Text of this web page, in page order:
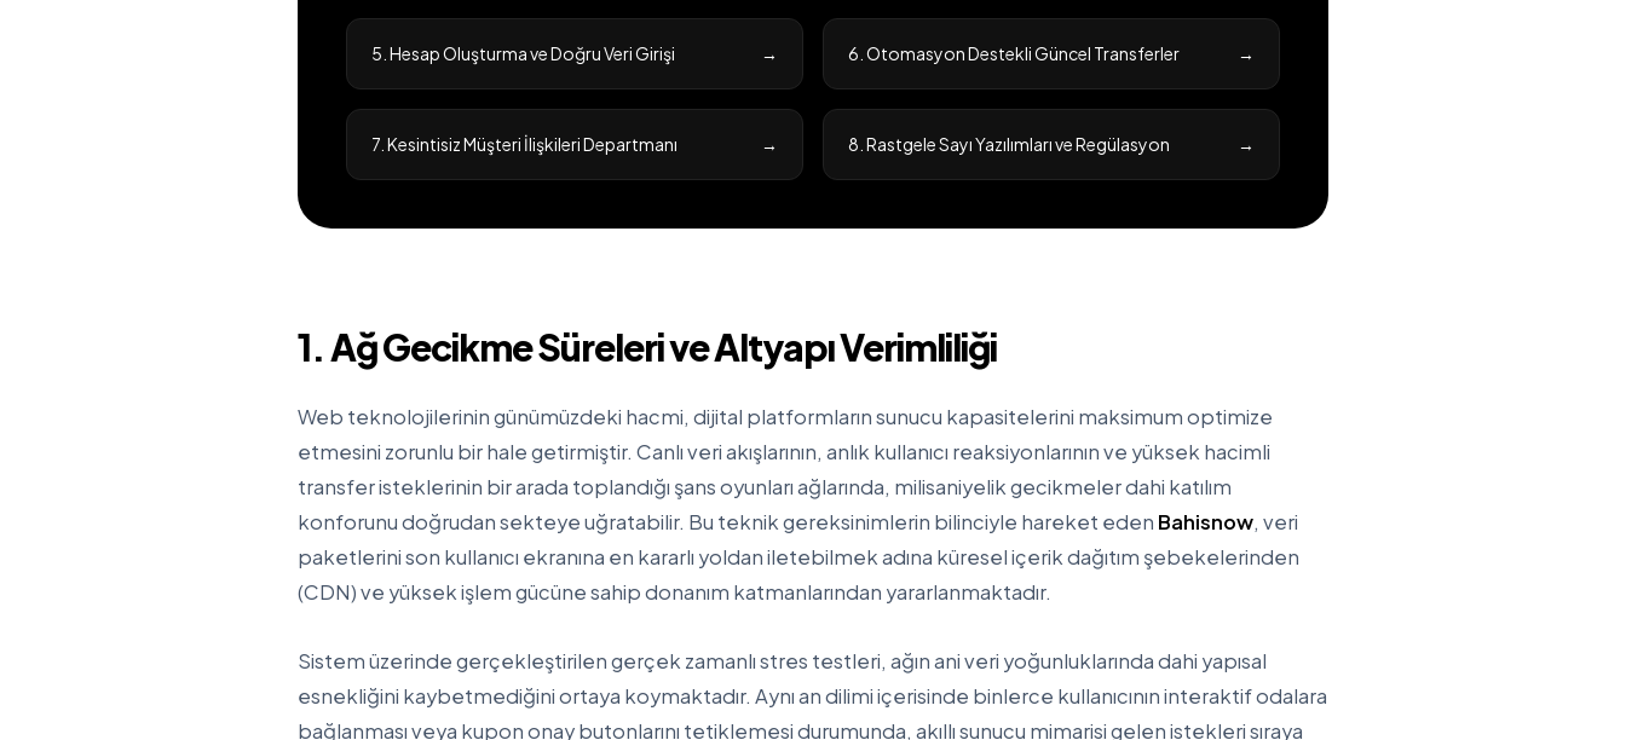
5. Hesap Oluşturma ve Doğru Veri Girişi → 6. Otomasyon Destekli Güncel Transferler →
7. Kesintisiz Müşteri İlişkileri Departmanı → 8. Rastgele Sayı Yazılımları ve Regülasyon →
1. Ağ Gecikme Süreleri ve Altyapı Verimliliği
Web teknolojilerinin günümüzdeki hacmi, dijital platformların sunucu kapasitelerini maksimum optimize
etmesini zorunlu bir hale getirmiştir. Canlı veri akışlarının, anlık kullanıcı reaksiyonlarının ve yüksek hacimli
transfer isteklerinin bir arada toplandığı şans oyunları ağlarında, milisaniyelik gecikmeler dahi katılım
konforunu doğrudan sekteye uğratabilir. Bu teknik gereksinimlerin bilinciyle hareket eden Bahisnow, veri
paketlerini son kullanıcı ekranına en kararlı yoldan iletebilmek adına küresel içerik dağıtım şebekelerinden
(CDN) ve yüksek işlem gücüne sahip donanım katmanlarından yararlanmaktadır.
Sistem üzerinde gerçekleştirilen gerçek zamanlı stres testleri, ağın ani veri yoğunluklarında dahi yapısal
esnekliğini kaybetmediğini ortaya koymaktadır. Aynı an dilimi içerisinde binlerce kullanıcının interaktif odalara
bağlanması veya kupon onay butonlarını tetiklemesi durumunda, akıllı sunucu mimarisi gelen istekleri sıraya